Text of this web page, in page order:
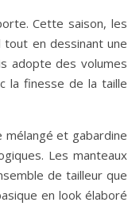
Cette saison, les
en dessinant une
adopte des volumes
la finesse de la taille
mélangé et gabardine
Les manteaux
de tailleur que
en look élaboré